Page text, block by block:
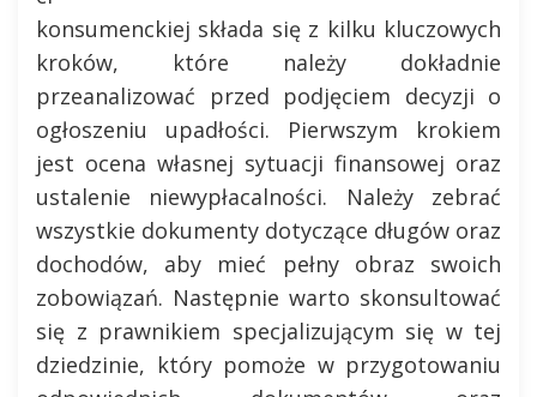
konsumenckiej składa się z kilku kluczowych
kroków, które należy dokładnie
przeanalizować przed podjęciem decyzji o
ogłoszeniu upadłości. Pierwszym krokiem
jest ocena własnej sytuacji finansowej oraz
ustalenie niewypłacalności. Należy zebrać
wszystkie dokumenty dotyczące długów oraz
dochodów, aby mieć pełny obraz swoich
zobowiązań. Następnie warto skonsultować
się z prawnikiem specjalizującym się w tej
dziedzinie, który pomoże w przygotowaniu